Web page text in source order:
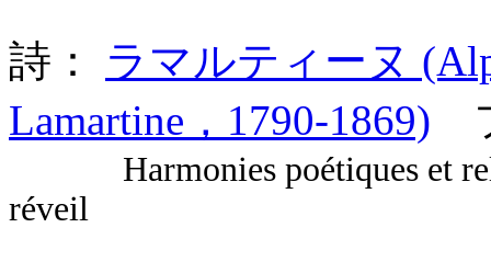
詩： ラマルティーヌ
Lamartine，1790-1869)
Harmonies poétiques et
réveil